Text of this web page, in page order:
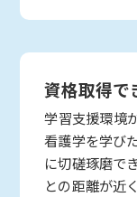
資格取得で
学習支援環境
看護学を学び
に切磋琢磨で
との距離が近